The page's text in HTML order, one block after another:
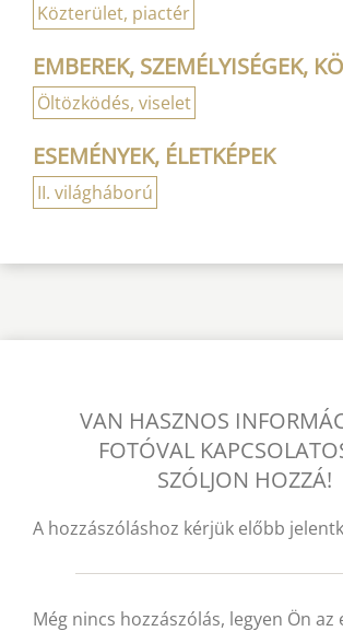
Közterület, piactér
EMBEREK, SZEMÉLYISÉGEK,
Öltözködés, viselet
ESEMÉNYEK, ÉLETKÉPEK
II. világháború
VAN HASZNOS
FOTÓVAL
SZÓLJON HOZZÁ!
A hozzászóláshoz kérjük előbb
Még nincs hozzászólás, legyen Ön az